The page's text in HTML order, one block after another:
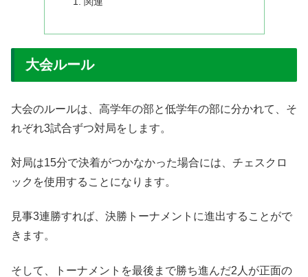
大会ルール
大会のルールは、高学年の部と低学年の部に分かれて、そ
れぞれ3試合ずつ対局をします。
対局は15分で決着がつかなかった場合には、チェスクロ
ックを使用することになります。
見事3連勝すれば、決勝トーナメントに進出することがで
きます。
そして、トーナメントを最後まで勝ち進んだ2人が正面の